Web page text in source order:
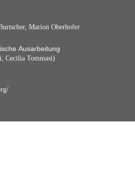
Marion Oberhofer
Ausarbeitung
Cecilia Tommasi)